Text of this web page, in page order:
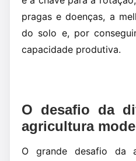
pragas e doenças, a
do solo e, por
capacidade produtiva.
O desafio da
agricultura
O grande desafio da